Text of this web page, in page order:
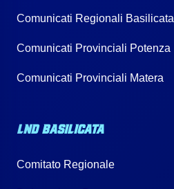
Comunicati Regionali Basilicata
Comunicati Provinciali Potenza
Comunicati Provinciali Matera
LND BASILICATA
Comitato Regionale